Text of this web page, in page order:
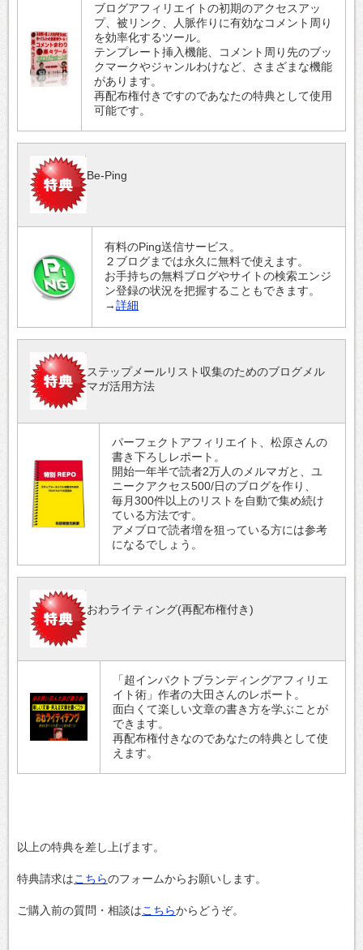
ブログアフィリエイトの初期のアクセスアッ
プ、被リンク、人脈作りに有効なコメント周り
を効率化するツール。
テンプレート挿入機能、コメント周り先のブッ
クマークやジャンルわけなど、さまざまな機能
があります。
再配布権付きですのであなたの特典として使用
可能です。
Be-Ping
有料のPing送信サービス。
２ブログまでは永久に無料で使えます。
お手持ちの無料ブログやサイトの検索エンジ
ン登録の状況を把握することもできます。
→詳細
ステップメールリスト収集のためのブログメル
マガ活用方法
パーフェクトアフィリエイト、松原さんの
書き下ろしレポート。
開始一年半で読者2万人のメルマガと、ユ
ニークアクセス500/日のブログを作り、
毎月300件以上のリストを自動で集め続け
ている方法です。
アメブロで読者増を狙っている方には参考
になるでしょう。
おわライティング(再配布権付き)
「超インパクトブランディングアフィリエ
イト術」作者の大田さんのレポート。
面白くて楽しい文章の書き方を学ぶことが
できます。
再配布権付きなのであなたの特典として使
えます。
以上の特典を差し上げます。
特典請求はこちらのフォームからお願いします。
ご購入前の質問・相談はこちらからどうぞ。